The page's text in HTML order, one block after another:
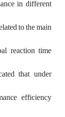
in different
to the main
reaction time
that under
efficiency